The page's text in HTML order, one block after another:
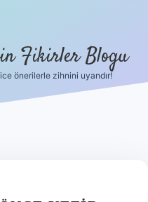
Fikirler Blogu
önerilerle zihnini uyandır!